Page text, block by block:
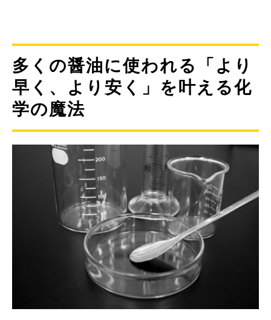
多くの醤油に使われる「より
早く、より安く」を叶える化
学の魔法